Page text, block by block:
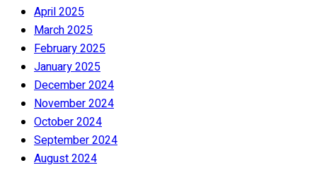
April 2025
March 2025
February 2025
January 2025
December 2024
November 2024
October 2024
September 2024
August 2024